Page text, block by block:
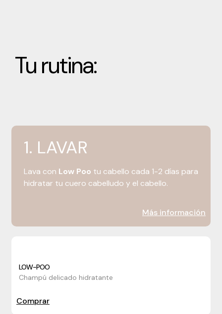
Tu rutina:
1. LAVAR
Lava con Low Poo tu cabello cada 1-2 días para
hidratar tu cuero cabelludo y el cabello.
Más información
LOW-POO
Champú delicado hidratante
Comprar